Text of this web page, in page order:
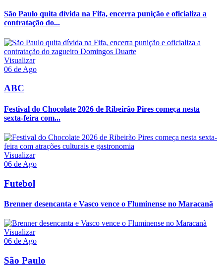
São Paulo quita dívida na Fifa, encerra punição e oficializa a
contratação do...
Visualizar
06 de Ago
ABC
Festival do Chocolate 2026 de Ribeirão Pires começa nesta
sexta-feira com...
Visualizar
06 de Ago
Futebol
Brenner desencanta e Vasco vence o Fluminense no Maracanã
Visualizar
06 de Ago
São Paulo